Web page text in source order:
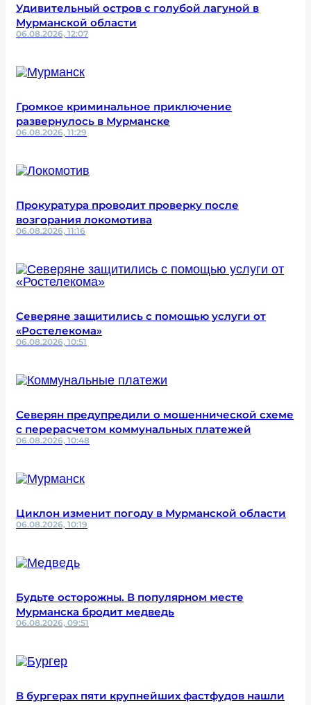
Удивительный остров с голубой лагуной в
Мурманской области
06.08.2026, 12:07
Громкое криминальное приключение
развернулось в Мурманске
06.08.2026, 11:29
Прокуратура проводит проверку после
возгорания локомотива
06.08.2026, 11:16
Северяне защитились с помощью услуги от
«Ростелекома»
06.08.2026, 10:51
Северян предупредили о мошеннической схеме
с перерасчетом коммунальных платежей
06.08.2026, 10:48
Циклон изменит погоду в Мурманской области
06.08.2026, 10:19
Будьте осторожны. В популярном месте
Мурманска бродит медведь
06.08.2026, 09:51
В бургерах пяти крупнейших фастфудов нашли